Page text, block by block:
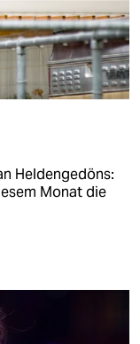
Heldengedöns:
Monat die